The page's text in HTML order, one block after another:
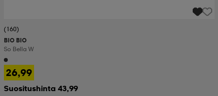
(160)
BIO BIO
So Bella W
26,99
Suositushinta 43,99